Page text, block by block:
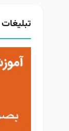
تبلیغات